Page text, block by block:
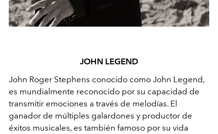
JOHN LEGEND
John Roger Stephens conocido como John Legend,
es mundialmente reconocido por su capacidad de
transmitir emociones a través de melodías. El
ganador de múltiples galardones y productor de
éxitos musicales, es también famoso por su vida